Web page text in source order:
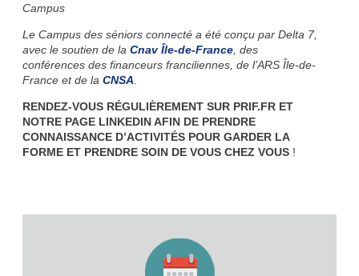
Campus
Le Campus des séniors connecté a été conçu par Delta 7,
avec le soutien de la Cnav Île-de-France , des
conférences des financeurs franciliennes, de l’ARS Île-de-
France et de la CNSA
RENDEZ-VOUS RÉGULIÈREMENT SUR PRIF.FR ET
NOTRE PAGE LINKEDIN AFIN DE PRENDRE
CONNAISSANCE D’ACTIVITÉS POUR GARDER LA
FORME ET PRENDRE SOIN DE VOUS CHEZ VOUS !